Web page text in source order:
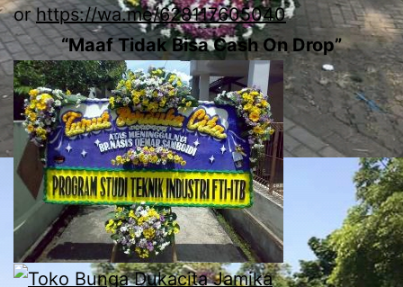
orhttps://wa.me/628117605040
“Maaf Tidak Bisa Cash On Drop”